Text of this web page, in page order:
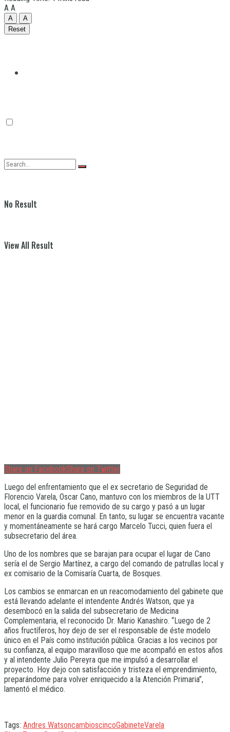
Quilmes
No Result
View All Result
A A
A
A
Reset
Share on FacebookShare on Twitter
Luego del enfrentamiento que el ex secretario de Seguridad de
Florencio Varela, Oscar Cano, mantuvo con los miembros de la UTT
local, el funcionario fue removido de su cargo y pasó a un lugar
menor en la guardia comunal. En tanto, su lugar se encuentra vacante
y momentáneamente se hará cargo Marcelo Tucci, quien fuera el
subsecretario del área.
Uno de los nombres que se barajan para ocupar el lugar de Cano
sería el de Sergio Martínez, a cargo del comando de patrullas local y
ex comisario de la Comisaría Cuarta, de Bosques.
Los cambios se enmarcan en un reacomodamiento del gabinete que
está llevando adelante el intendente Andrés Watson, que ya
desembocó en la salida del subsecretario de Medicina
Complementaria, el reconocido Dr. Mario Kanashiro. “Luego de 2
años fructíferos, hoy dejo de ser el responsable de éste modelo
único en el País como institución pública. Gracias a los vecinos por
su confianza, al equipo maravilloso que me acompañó en estos años
y al intendente Julio Pereyra que me impulsó a desarrollar el
proyecto. Hoy dejo con satisfacción y tristeza el emprendimiento,
preparándome para volver enriquecido a la Atención Primaria”,
lamentó el médico.
Tags: Andres WatsoncambioscincoGabineteVarela